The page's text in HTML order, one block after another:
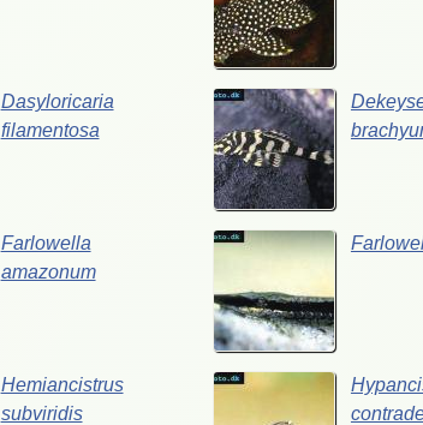
Dasyloricaria
filamentosa
Farlowella
amazonum
Hemiancistrus
subviridis